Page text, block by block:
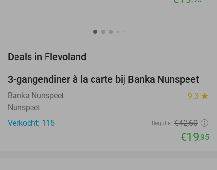
Deals in Flevoland
53%
NEW
TODAY
3-gangendiner à la carte bij Banka Nunspeet
Banka Nunspeet 9.3 star
Nunspeet
Verkocht: 115
Regulier €42,60
€19,95